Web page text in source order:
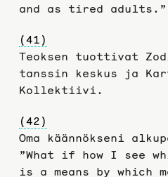
and as tired adults.”
(41)
Teoksen tuottivat
tanssin keskus ja
Kollektiivi.
(42)
Oma käännökseni
”What if how I see
is a means by which